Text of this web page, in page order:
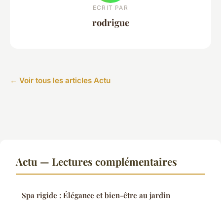
ECRIT PAR
rodrigue
← Voir tous les articles Actu
Actu — Lectures complémentaires
Spa rigide : Élégance et bien-être au jardin